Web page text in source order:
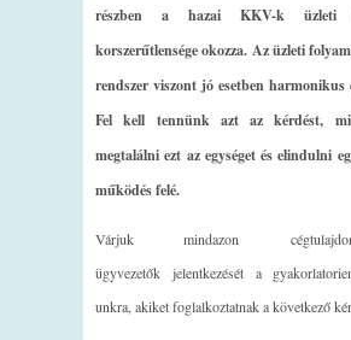
részben a hazai KKV-k üzleti
korszerűtlensége okozza. Az üzleti
rendszer viszont jó esetben harmonikus
Fel kell tennünk azt az kérdést,
megtalálni ezt az egységet és elindulni
működés felé.
Várjuk mindazon
ügyvezetők jelentkezését a
unkra, akiket foglalkoztatnak a következő